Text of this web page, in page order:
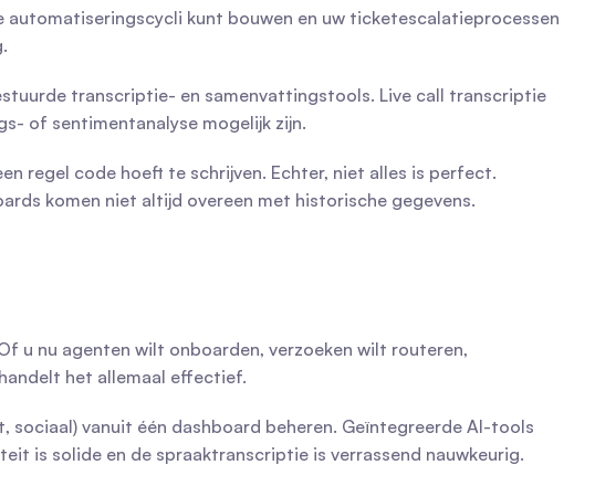
kunt bouwen en uw ticketescalatieprocessen
transcriptie- en samenvattingstools. Live call transcriptie
of sentimentanalyse mogelijk zijn.
regel code hoeft te schrijven. Echter, niet alles is perfect.
komen niet altijd overeen met historische gegevens.
u nu agenten wilt onboarden, verzoeken wilt routeren,
het allemaal effectief.
vanuit één dashboard beheren. Geïntegreerde AI-tools
is solide en de spraaktranscriptie is verrassend nauwkeurig.